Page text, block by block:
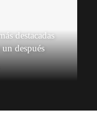
destacadas
después